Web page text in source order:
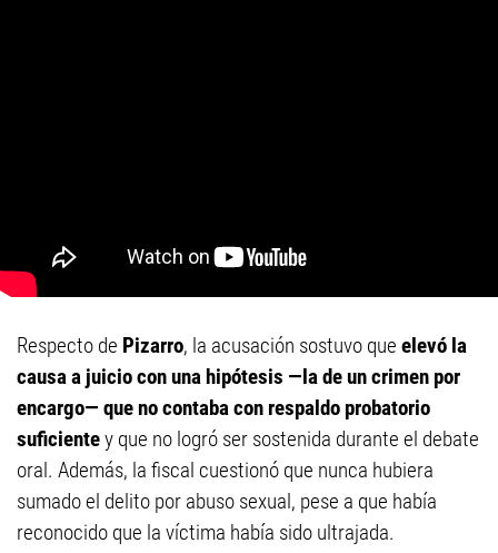
Respecto de Pizarro, la acusación sostuvo que elevó la
causa a juicio con una hipótesis —la de un crimen por
encargo— que no contaba con respaldo probatorio
suficientey que no logró ser sostenida durante el debate
oral. Además, la fiscal cuestionó que nunca hubiera
sumado el delito por abuso sexual, pese a que había
reconocido que la víctima había sido ultrajada.